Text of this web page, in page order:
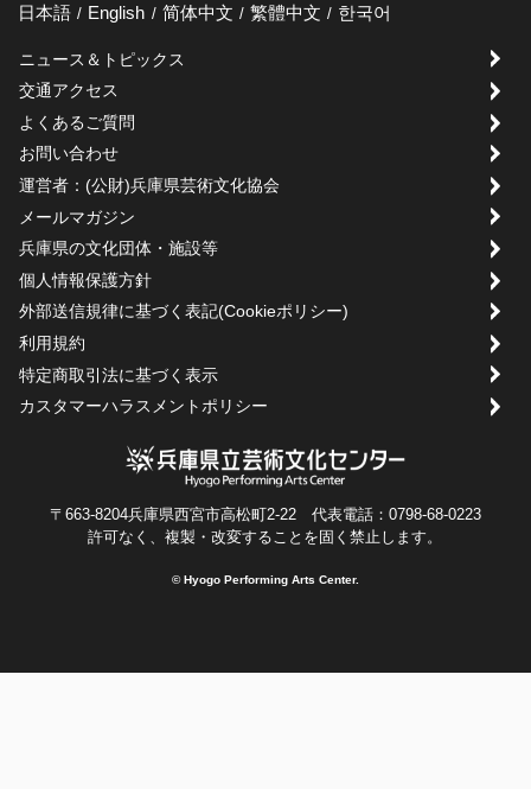
日本語 English 简体中文 繁體中文 한국어
ニュース＆トピックス
交通アクセス
よくあるご質問
お問い合わせ
運営者：(公財)兵庫県芸術文化協会
メールマガジン
兵庫県の文化団体・施設等
個人情報保護方針
外部送信規律に基づく表記(Cookieポリシー)
利用規約
特定商取引法に基づく表示
カスタマーハラスメントポリシー
〒663-8204兵庫県西宮市高松町2-22 代表電話：0798-68-0223
許可なく、複製・改変することを固く禁止します。
© Hyogo Performing Arts Center.